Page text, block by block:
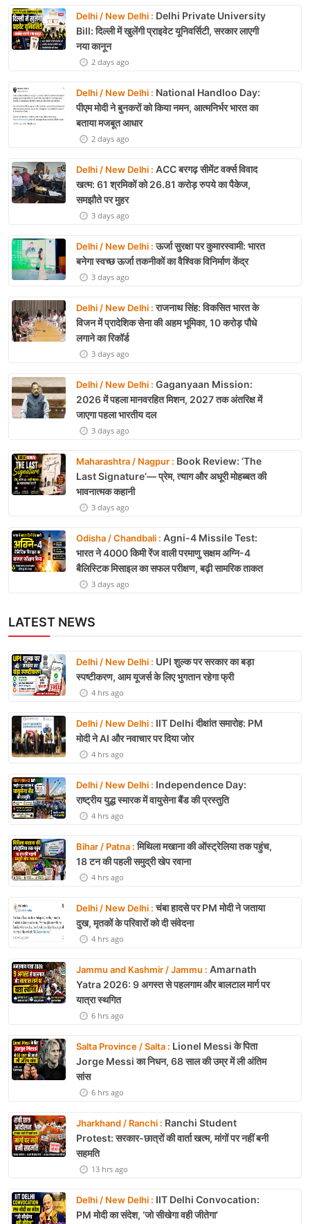
Delhi / New Delhi : Delhi Private University
Bill: दिल्ली में खुलेंगी प्राइवेट यूनिवर्सिटी, सरकार लाएगी
नया कानून
2 days ago
Delhi / New Delhi : National Handloo Day:
पीएम मोदी ने बुनकरों को किया नमन, आत्मनिर्भर भारत का
बताया मजबूत आधार
2 days ago
Delhi / New Delhi : ACC बरगढ़ सीमेंट वर्क्स विवाद
खत्म: 61 श्रमिकों को 26.81 करोड़ रुपये का पैकेज,
समझौते पर मुहर
3 days ago
Delhi / New Delhi :ऊर्जा सुरक्षा पर कुमारस्वामी: भारत
बनेगा स्वच्छ ऊर्जा तकनीकों का वैश्विक विनिर्माण केंद्र
3 days ago
Delhi / New Delhi :राजनाथ सिंह: विकसित भारत के
विजन में प्रादेशिक सेना की अहम भूमिका, 10 करोड़ पौधे
लगाने का रिकॉर्ड
3 days ago
Delhi / New Delhi : Gaganyaan Mission:
2026 में पहला मानवरहित मिशन, 2027 तक अंतरिक्ष में
जाएगा पहला भारतीय दल
3 days ago
Maharashtra / Nagpur : Book Review: ‘The
Last Signature’— प्रेम, त्याग और अधूरी मोहब्बत की
भावनात्मक कहानी
3 days ago
Odisha / Chandbali : Agni-4 Missile Test:
भारत ने 4000 किमी रेंज वाली परमाणु सक्षम अग्नि-4
बैलिस्टिक मिसाइल का सफल परीक्षण, बढ़ी सामरिक ताकत
3 days ago
LATEST NEWS
Delhi / New Delhi : UPI शुल्क पर सरकार का बड़ा
स्पष्टीकरण, आम यूजर्स के लिए भुगतान रहेगा फ्री
4 hrs ago
Delhi / New Delhi : IIT Delhi दीक्षांत समारोह: PM
मोदी ने AI और नवाचार पर दिया जोर
4 hrs ago
Delhi / New Delhi : Independence Day:
राष्ट्रीय युद्ध स्मारक में वायुसेना बैंड की प्रस्तुति
4 hrs ago
Bihar / Patna :मिथिला मखाना की ऑस्ट्रेलिया तक पहुंच,
18 टन की पहली समुद्री खेप रवाना
4 hrs ago
Delhi / New Delhi :चंबा हादसे पर PM मोदी ने जताया
दुख, मृतकों के परिवारों को दी संवेदना
4 hrs ago
Jammu and Kashmir / Jammu : Amarnath
Yatra 2026: 9 अगस्त से पहलगाम और बालटाल मार्ग पर
यात्रा स्थगित
6 hrs ago
Salta Province / Salta : Lionel Messi के पिता
Jorge Messi का निधन, 68 साल की उम्र में ली अंतिम
सांस
6 hrs ago
Jharkhand / Ranchi : Ranchi Student
Protest: सरकार-छात्रों की वार्ता खत्म, मांगों पर नहीं बनी
सहमति
13 hrs ago
Delhi / New Delhi : IIT Delhi Convocation:
PM मोदी का संदेश, ‘जो सीखेगा वही जीतेगा’